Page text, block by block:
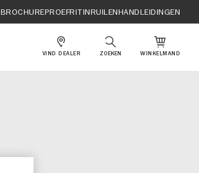
BROCHUREPROEFRITINRUILENHANDLEIDINGEN
VIND DEALER ZOEKEN WINKELMAND